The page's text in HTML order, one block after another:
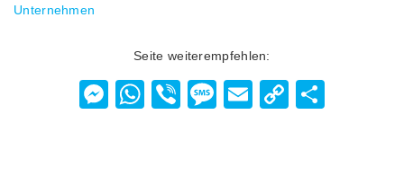
Unternehmen
Seite weiterempfehlen:
Messenger
WhatsApp
ViberMessage
EmailCopy